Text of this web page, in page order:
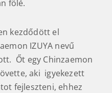
fölé.
kezdődött el
IZUYA nevű
Őt egy Chinzaemon
aki igyekezett
fejleszteni, ehhez